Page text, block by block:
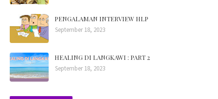
PENGALAMAN INTERVIEW HLP
September 18, 2023
HEALING DI LANGKAWI : PART 2
September 18, 2023